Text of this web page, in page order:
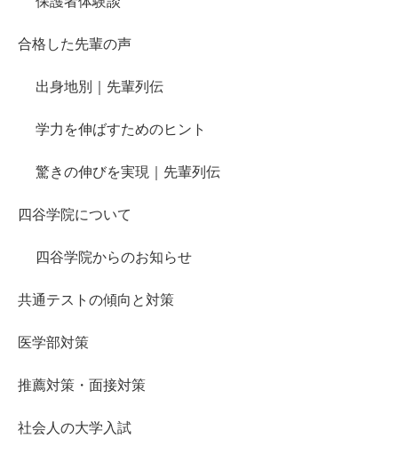
合格した先輩の声
出身地別｜先輩列伝
学力を伸ばすためのヒント
驚きの伸びを実現｜先輩列伝
四谷学院について
四谷学院からのお知らせ
共通テストの傾向と対策
医学部対策
推薦対策・面接対策
社会人の大学入試